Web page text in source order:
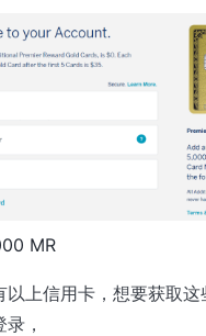
MR
以上信用卡，想要获取
，